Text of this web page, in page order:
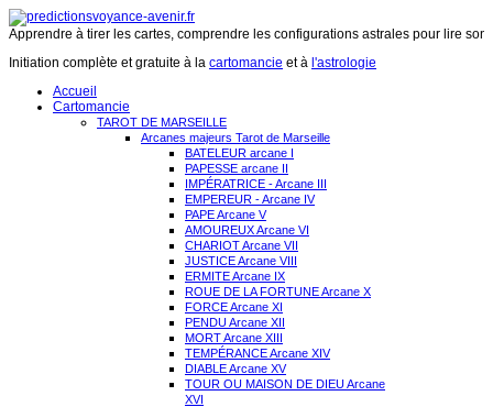
Apprendre à tirer les cartes, comprendre les configurations astrales pour lire
Initiation complète et gratuite à la cartomancie et à l'astrologie
Accueil
Cartomancie
TAROT DE MARSEILLE
Arcanes majeurs Tarot de Marseille
BATELEUR arcane I
PAPESSE arcane II
IMPÉRATRICE - Arcane III
EMPEREUR - Arcane IV
PAPE Arcane V
AMOUREUX Arcane VI
CHARIOT Arcane VII
JUSTICE Arcane VIII
ERMITE Arcane IX
ROUE DE LA FORTUNE Arcane X
FORCE Arcane XI
PENDU Arcane XII
MORT Arcane XIII
TEMPÉRANCE Arcane XIV
DIABLE Arcane XV
TOUR OU MAISON DE DIEU Arcane
XVI